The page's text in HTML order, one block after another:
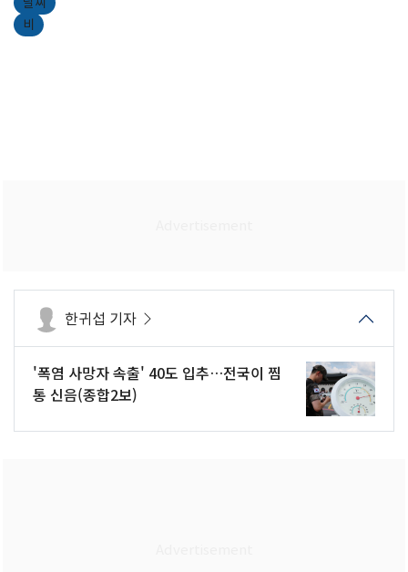
비
한귀섭 기자
'폭염 사망자 속출' 40도 입추…전국이 찜
통 신음(종합2보)